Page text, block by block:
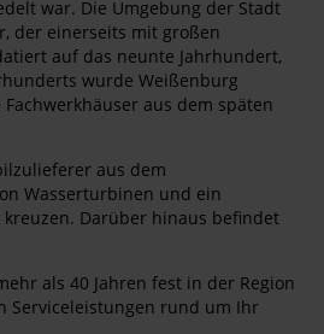
war. Die Umgebung der Stadt
der einerseits mit großen
auf das neunte Jahrhundert,
wurde Weißenburg
aus dem späten
aus dem
Wasserturbinen und ein
Darüber hinaus befindet
als 40 Jahren fest in der Region
Serviceleistungen rund um Ihr